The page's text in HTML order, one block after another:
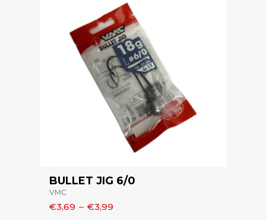
BULLET JIG 6/0
VMC
€3,69 – €3,99